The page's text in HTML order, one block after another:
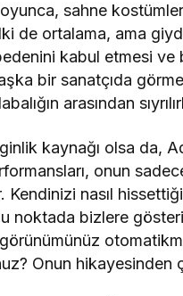
sahne
de ortalama, ama
kabul etmesi ve
bir sanatçıda
arasından
kaynağı olsa da,
onun
Kendinizi nasıl
noktada bizlere
Onun hikayesinden